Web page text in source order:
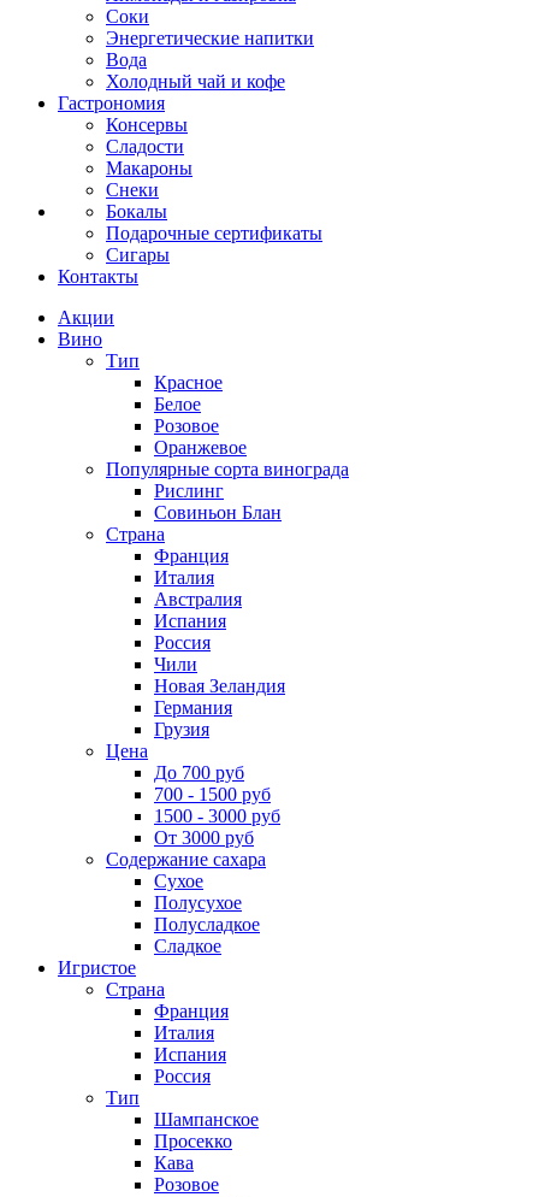
Соки
Энергетические напитки
Вода
Холодный чай и кофе
Гастрономия
Консервы
Сладости
Макароны
Снеки
Бокалы
Подарочные сертификаты
Сигары
Контакты
Акции
Вино
Тип
Красное
Белое
Розовое
Оранжевое
Популярные сорта винограда
Рислинг
Совиньон Блан
Страна
Франция
Италия
Австралия
Испания
Россия
Чили
Новая Зеландия
Германия
Грузия
Цена
До 700 руб
700 - 1500 руб
1500 - 3000 руб
От 3000 руб
Содержание сахара
Сухое
Полусухое
Полусладкое
Сладкое
Игристое
Страна
Франция
Италия
Испания
Россия
Тип
Шампанское
Просекко
Кава
Розовое